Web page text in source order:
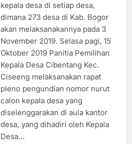
kepala desa di setiap desa,
dimana 273 desa di Kab. Bogor
akan melaksanakannya pada 3
November 2019. Selasa pagi, 15
Oktober 2019 Panitia Pemilihan
Kepala Desa Cibentang Kec.
Ciseeng melaksanakan rapat
pleno pengundian nomor nurut
calon kepala desa yang
diselenggarakan di aula kantor
desa, yang dihadiri oleh Kepala
Desa…